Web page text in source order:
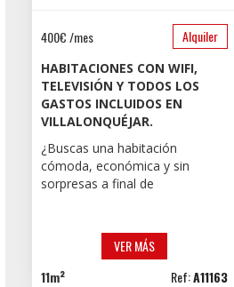
400€ /mes Alquiler
HABITACIONES CON WIFI,
TELEVISIÓN Y TODOS LOS
GASTOS INCLUIDOS EN
VILLALONQUÉJAR.
¿Buscas una habitación
cómoda, económica y sin
sorpresas a final de
VER MÁS
11m²
Ref:A11163